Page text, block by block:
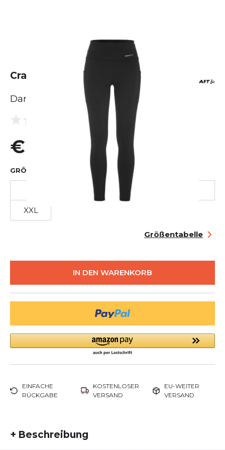
Craft Essence Tights 3
Damen
0.0 (0 Bewertungen)
€ 70,54
GRÖSSE AUSWÄHLEN
XXL
Größentabelle
IN DEN WARENKORB
EINFACHE
RÜCKGABE
KOSTENLOSER
VERSAND
EU-WEITER
VERSAND
+ Beschreibung